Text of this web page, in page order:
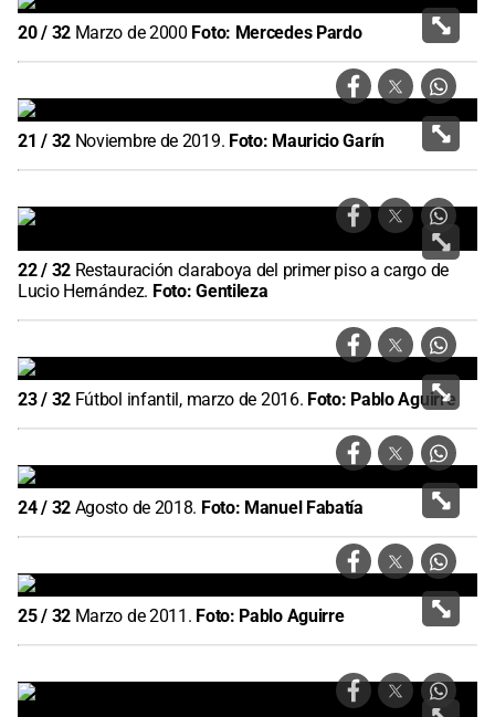
20/ 32 Marzo de 2000 Foto: Mercedes Pardo
21 / 32 Noviembre de 2019. Foto: Mauricio Garín
22/ 32 Restauración claraboya del primer piso a cargo de
Lucio Hernández. Foto:Gentileza
23/ 32 Fútbol infantil, marzo de 2016. Foto: Pablo Aguirre
24/ 32 Agosto de 2018. Foto: Manuel Fabatía
25/ 32 Marzo de 2011. Foto: Pablo Aguirre